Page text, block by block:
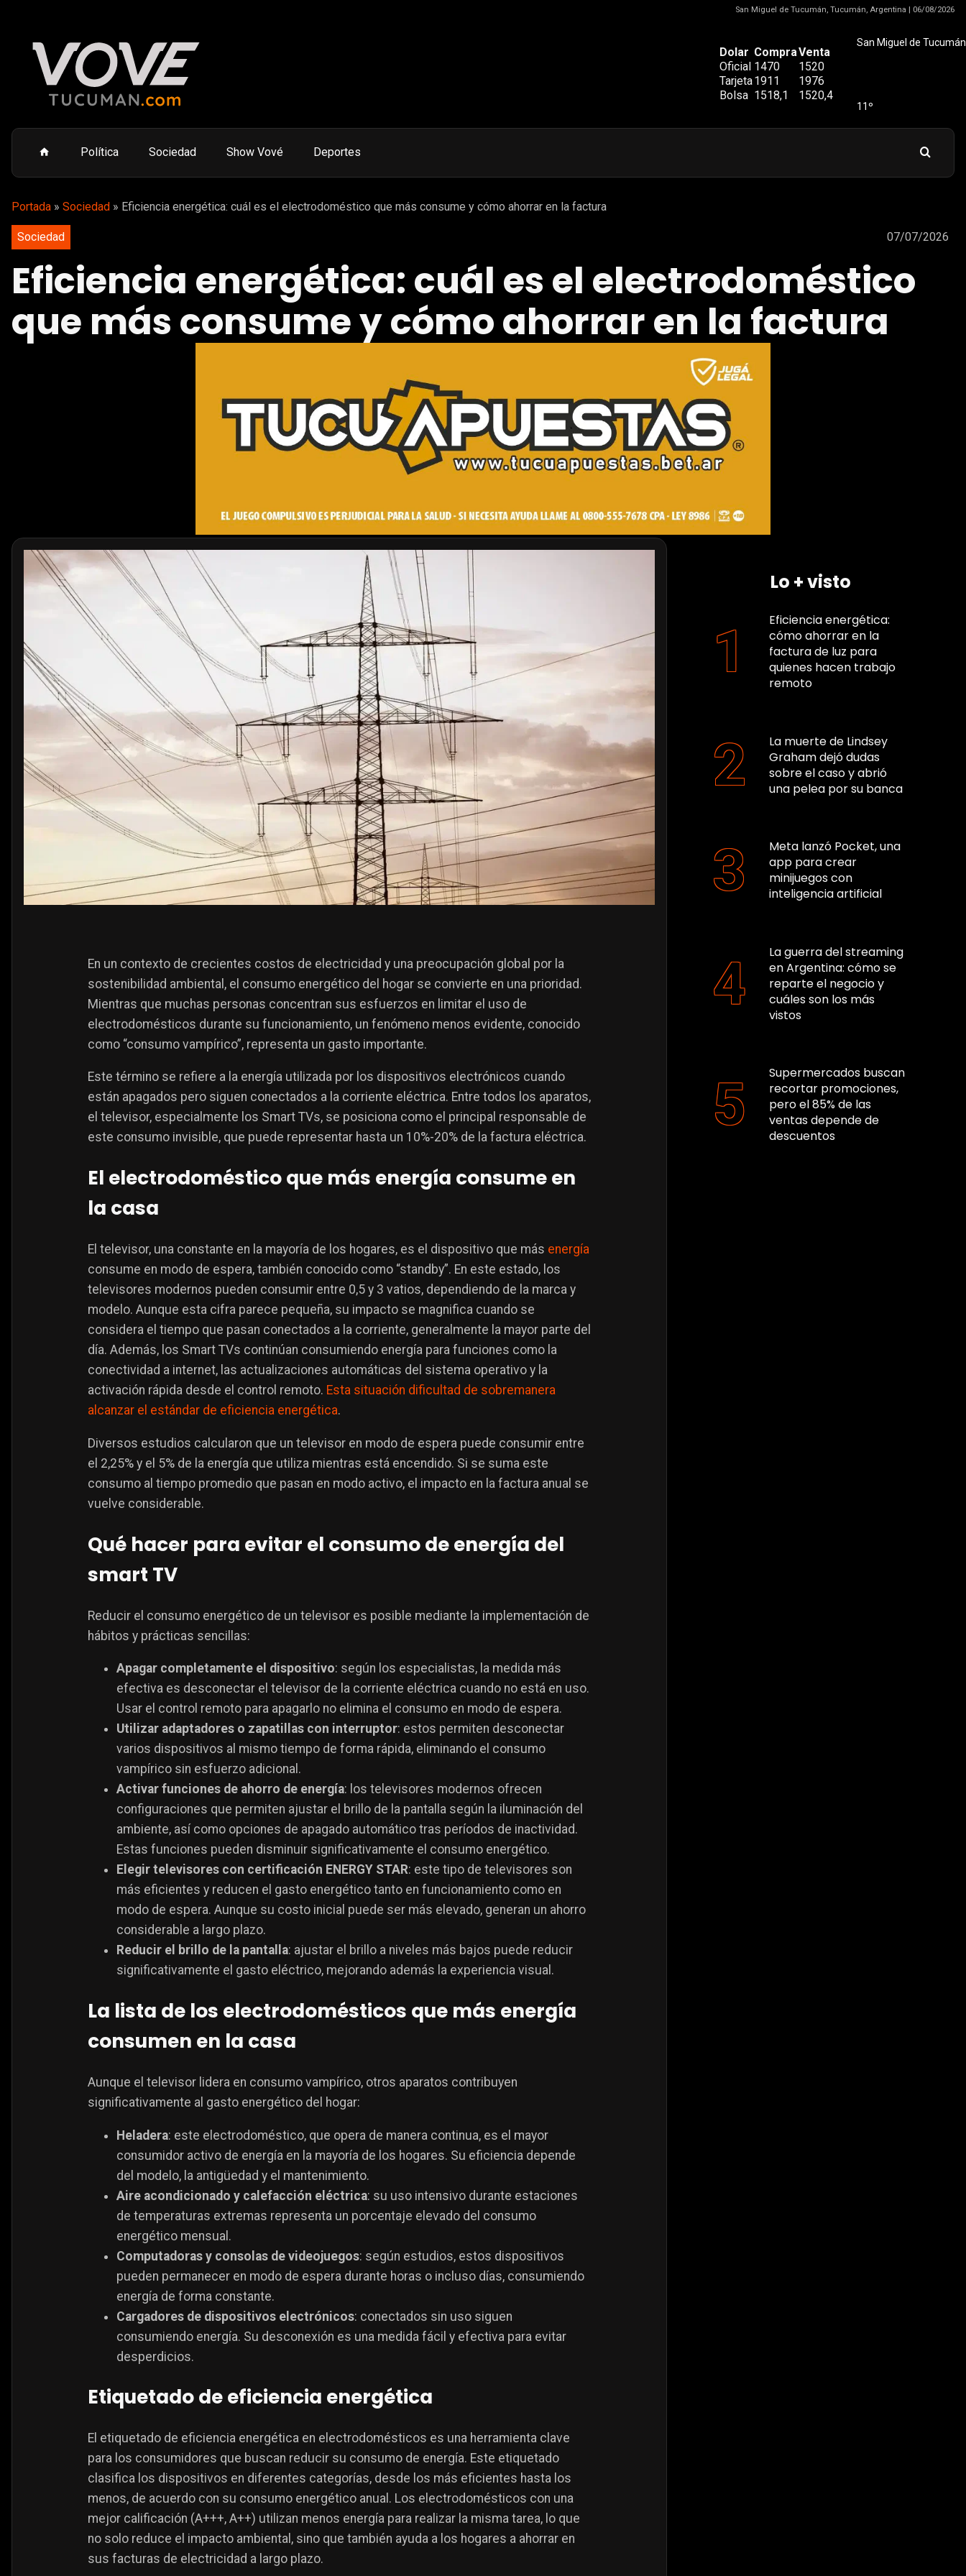
San Miguel de Tucumán, Tucumán, Argentina | 06/08/2026
Dolar CompraVenta
Oficial 1470
1520
Tarjeta1911
1976
Bolsa 1518,1 1520,4
San Miguel de Tucumán
11º
Política Sociedad Show Vové Deportes
Portada » Sociedad » Eficiencia energética: cuál es el electrodoméstico que más consume y cómo ahorrar en la factura
Sociedad 07/07/2026
Eficiencia energética: cuál es el electrodoméstico
que más consume y cómo ahorrar en la factura
En un contexto de crecientes costos de electricidad y una preocupación global por la
sostenibilidad ambiental, el consumo energético del hogar se convierte en una prioridad.
Mientras que muchas personas concentran sus esfuerzos en limitar el uso de
electrodomésticos durante su funcionamiento, un fenómeno menos evidente, conocido
como “consumo vampírico”, representa un gasto importante.
Este término se refiere a la energía utilizada por los dispositivos electrónicos cuando
están apagados pero siguen conectados a la corriente eléctrica. Entre todos los aparatos,
el televisor, especialmente los Smart TVs, se posiciona como el principal responsable de
este consumo invisible, que puede representar hasta un 10%-20% de la factura eléctrica​.
El electrodoméstico que más energía consume en
la casa
El televisor, una constante en la mayoría de los hogares, es el dispositivo que más energía
consume en modo de espera, también conocido como “standby”. En este estado, los
televisores modernos pueden consumir entre 0,5 y 3 vatios, dependiendo de la marca y
modelo. Aunque esta cifra parece pequeña, su impacto se magnifica cuando se
considera el tiempo que pasan conectados a la corriente, generalmente la mayor parte del
día. Además, los Smart TVs continúan consumiendo energía para funciones como la
conectividad a internet, las actualizaciones automáticas del sistema operativo y la
activación rápida desde el control remoto​. Esta situación dificultad de sobremanera
alcanzar el estándar de eficiencia energética.
Diversos estudios calcularon que un televisor en modo de espera puede consumir entre
el 2,25% y el 5% de la energía que utiliza mientras está encendido. Si se suma este
consumo al tiempo promedio que pasan en modo activo, el impacto en la factura anual se
vuelve considerable.
Qué hacer para evitar el consumo de energía del
smart TV
Reducir el consumo energético de un televisor es posible mediante la implementación de
hábitos y prácticas sencillas:
Apagar completamente el dispositivo: según los especialistas, la medida más
efectiva es desconectar el televisor de la corriente eléctrica cuando no está en uso.
Usar el control remoto para apagarlo no elimina el consumo en modo de espera​.
Utilizar adaptadores o zapatillas con interruptor: estos permiten desconectar
varios dispositivos al mismo tiempo de forma rápida, eliminando el consumo
vampírico sin esfuerzo adicional​.
Activar funciones de ahorro de energía: los televisores modernos ofrecen
configuraciones que permiten ajustar el brillo de la pantalla según la iluminación del
ambiente, así como opciones de apagado automático tras períodos de inactividad.
Estas funciones pueden disminuir significativamente el consumo energético​.
Elegir televisores con certificación ENERGY STAR: este tipo de televisores son
más eficientes y reducen el gasto energético tanto en funcionamiento como en
modo de espera. Aunque su costo inicial puede ser más elevado, generan un ahorro
considerable a largo plazo​.
Reducir el brillo de la pantalla: ajustar el brillo a niveles más bajos puede reducir
significativamente el gasto eléctrico, mejorando además la experiencia visual​.
La lista de los electrodomésticos que más energía
consumen en la casa
Aunque el televisor lidera en consumo vampírico, otros aparatos contribuyen
significativamente al gasto energético del hogar:
Heladera: este electrodoméstico, que opera de manera continua, es el mayor
consumidor activo de energía en la mayoría de los hogares. Su eficiencia depende
del modelo, la antigüedad y el mantenimiento​.
Aire acondicionado y calefacción eléctrica: su uso intensivo durante estaciones
de temperaturas extremas representa un porcentaje elevado del consumo
energético mensual​.
Computadoras y consolas de videojuegos: según estudios, estos dispositivos
pueden permanecer en modo de espera durante horas o incluso días, consumiendo
energía de forma constante​.
Cargadores de dispositivos electrónicos: conectados sin uso siguen
consumiendo energía. Su desconexión es una medida fácil y efectiva para evitar
desperdicios​.
Etiquetado de eficiencia energética
El etiquetado de eficiencia energética en electrodomésticos es una herramienta clave
para los consumidores que buscan reducir su consumo de energía. Este etiquetado
clasifica los dispositivos en diferentes categorías, desde los más eficientes hasta los
menos, de acuerdo con su consumo energético anual. Los electrodomésticos con una
mejor calificación (A+++, A++) utilizan menos energía para realizar la misma tarea, lo que
no solo reduce el impacto ambiental, sino que también ayuda a los hogares a ahorrar en
sus facturas de electricidad a largo plazo.
Lo + visto
Eficiencia energética:
cómo ahorrar en la
factura de luz para
quienes hacen trabajo
remoto
La muerte de Lindsey
Graham dejó dudas
sobre el caso y abrió
una pelea por su banca
Meta lanzó Pocket, una
app para crear
minijuegos con
inteligencia artificial
La guerra del streaming
en Argentina: cómo se
reparte el negocio y
cuáles son los más
vistos
Supermercados buscan
recortar promociones,
pero el 85% de las
ventas depende de
descuentos